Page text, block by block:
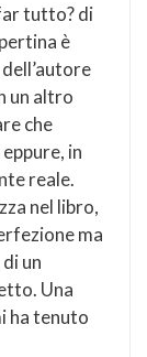
tutto? di
è
un altro
che
in
reale.
nel libro,
ma
un
Una
ha tenuto